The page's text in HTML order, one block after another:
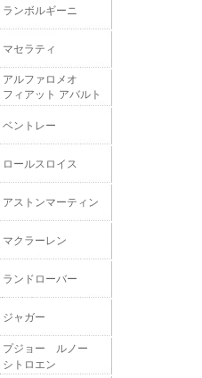
ランボルギーニ
マセラティ
アルファロメオ
フィアット アバルト
ベントレー
ロールスロイス
アストンマーティン
マクラーレン
ランドローバー
ジャガー
プジョー ルノー
シトロエン